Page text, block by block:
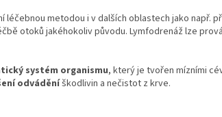
léčebnou metodou i v dalších oblastech jako např.
otoků jakéhokoliv původu. Lymfodrenáž lze
systém organismu, který je tvořen mízními
odváděníškodlivin a nečistot z krve.